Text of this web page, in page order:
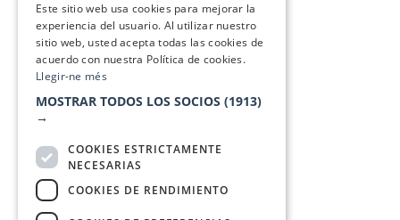
Este sitio web usa cookies para mejorar la
experiencia del usuario. Al utilizar nuestro
sitio web, usted acepta todas las cookies de
acuerdo con nuestra Política de cookies.
Llegir-ne més
MOSTRAR TODOS LOS SOCIOS (1913)
→
COOKIES ESTRICTAMENTE
NECESARIAS
COOKIES DE RENDIMIENTO